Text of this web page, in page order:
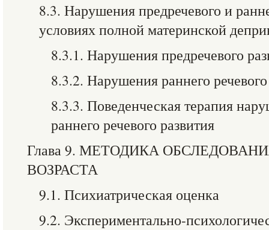
8.3. Нарушения предречевого и
условиях полной материнской
8.3.1. Нарушения предречевого
8.3.2. Нарушения раннего
8.3.3. Поведенческая терапия
раннего речевого развития
Глава 9. МЕТОДИКА
ВОЗРАСТА
9.1. Психиатрическая оценка
9.2. Экспериментально-